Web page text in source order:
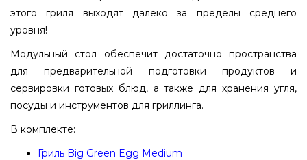
этого гриля выходят далеко за пределы среднего
уровня!
Модульный стол обеспечит достаточно пространства
для предварительной подготовки продуктов и
сервировки готовых блюд, а также для хранения угля,
посуды и инструментов для гриллинга.
В комплекте:
Гриль Big Green Egg Medium